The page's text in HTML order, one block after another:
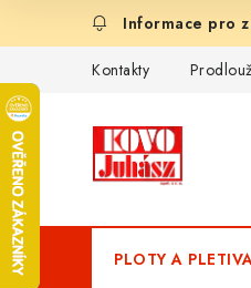
Kontakty
PLOTY A